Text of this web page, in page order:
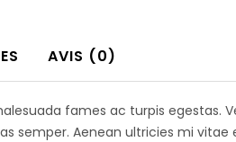
AVIS (0)
fames ac turpis egestas.
semper. Aenean ultricies mi vitae